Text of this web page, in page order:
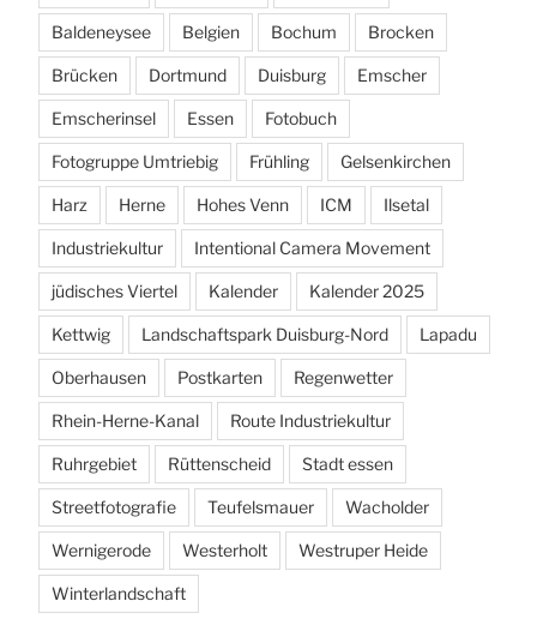
Baldeneysee Belgien Bochum Brocken
Brücken Dortmund Duisburg Emscher
Emscherinsel Essen Fotobuch
Fotogruppe Umtriebig Frühling Gelsenkirchen
Harz Herne Hohes Venn ICM Ilsetal
Industriekultur Intentional Camera Movement
jüdisches Viertel Kalender Kalender 2025
Kettwig Landschaftspark Duisburg-Nord Lapadu
Oberhausen Postkarten Regenwetter
Rhein-Herne-Kanal Route Industriekultur
Ruhrgebiet Rüttenscheid Stadt essen
Streetfotografie Teufelsmauer Wacholder
Wernigerode Westerholt Westruper Heide
Winterlandschaft